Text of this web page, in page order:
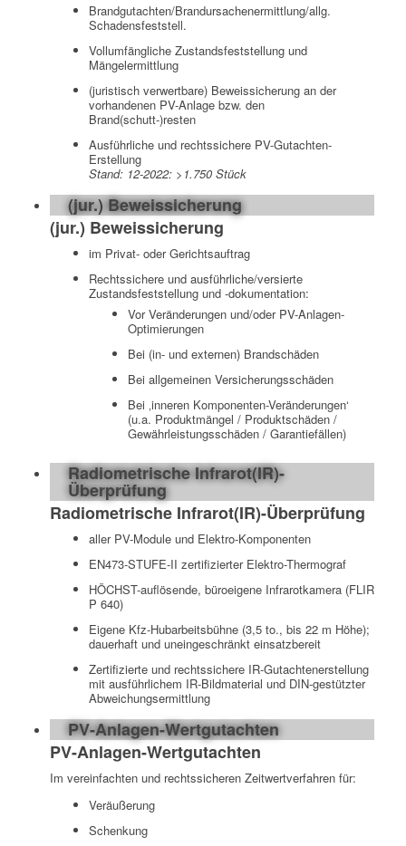
Brandgutachten/Brandursachenermittlung/allg.
Schadensfeststell.
Vollumfängliche Zustandsfeststellung und
Mängelermittlung
(juristisch verwertbare) Beweissicherung an der
vorhandenen PV-Anlage bzw. den
Brand(schutt-)resten
Ausführliche und rechtssichere PV-Gutachten-
Erstellung
Stand: 12-2022: >1.750 Stück
(jur.) Beweissicherung
(jur.) Beweissicherung
im Privat- oder Gerichtsauftrag
Rechtssichere und ausführliche/versierte
Zustandsfeststellung und -dokumentation:
Vor Veränderungen und/oder PV-Anlagen-
Optimierungen
Bei (in- und externen) Brandschäden
Bei allgemeinen Versicherungsschäden
Bei ‚inneren Komponenten-Veränderungen‘
(u.a. Produktmängel / Produktschäden /
Gewährleistungsschäden / Garantiefällen)
Radiometrische Infrarot(IR)-
Überprüfung
Radiometrische Infrarot(IR)-Überprüfung
aller PV-Module und Elektro-Komponenten
EN473-STUFE-II zertifizierter Elektro-Thermograf
HÖCHST-auflösende, büroeigene Infrarotkamera (FLIR
P 640)
Eigene Kfz-Hubarbeitsbühne (3,5 to., bis 22 m Höhe);
dauerhaft und uneingeschränkt einsatzbereit
Zertifizierte und rechtssichere IR-Gutachtenerstellung
mit ausführlichem IR-Bildmaterial und DIN-gestützter
Abweichungsermittlung
PV-Anlagen-Wertgutachten
PV-Anlagen-Wertgutachten
Im vereinfachten und rechtssicheren Zeitwertverfahren für:
Veräußerung
Schenkung